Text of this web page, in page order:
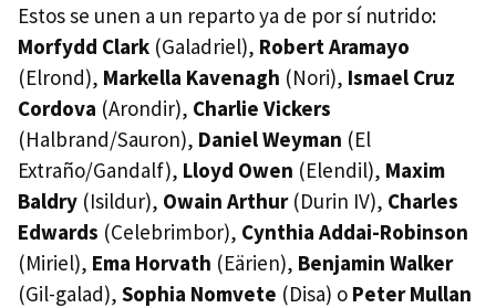
Estos se unen a un reparto ya de por sí nutrido:
Morfydd Clark (Galadriel), Robert Aramayo
(Elrond), Markella Kavenagh (Nori), Ismael Cruz
Cordova (Arondir), Charlie Vickers
(Halbrand/Sauron), Daniel Weyman (El
Extraño/Gandalf), Lloyd Owen (Elendil), Maxim
Baldry (Isildur), Owain Arthur(Durin IV), Charles
Edwards (Celebrimbor), Cynthia Addai-Robinson
(Miriel), Ema Horvath (Eärien), Benjamin Walker
(Gil-galad), Sophia Nomvete (Disa) o Peter Mullan